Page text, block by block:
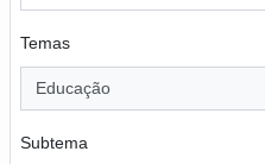
Temas
Educação
Subtema